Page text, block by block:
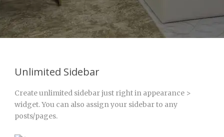
Unlimited Sidebar
Create unlimited sidebar just right in appearance >
widget. You can also assign your sidebar to any
posts/pages.